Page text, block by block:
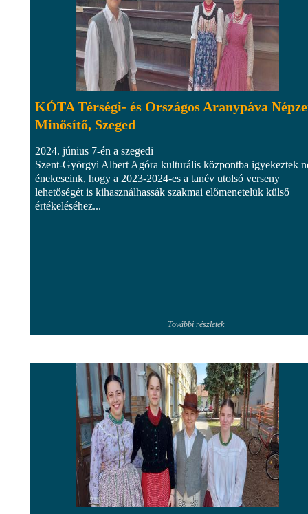
KÓTA Térségi- és Országos Aranypáva
Minősítő, Szeged
2024. június 7-én a szegedi
Szent-Györgyi Albert Agóra kulturális központba igyekeztek
énekeseink, hogy a 2023-2024-es a tanév utolsó verseny
lehetőségét is kihasználhassák szakmai előmenetelük külső
értékeléséhez...
További részletek